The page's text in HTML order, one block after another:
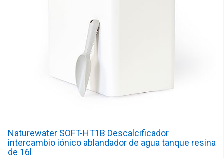
Naturewater SOFT-HT1B Descalcificador
intercambio iónico ablandador de agua tanque resina
de 16l